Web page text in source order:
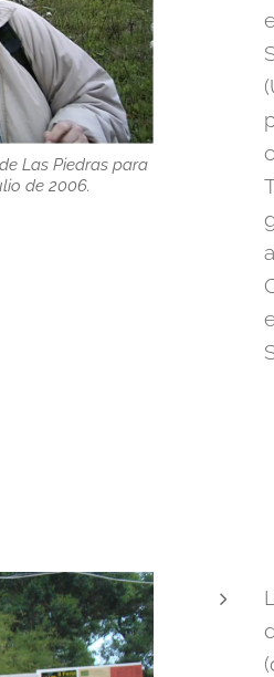
Las Piedras para
de 2006.